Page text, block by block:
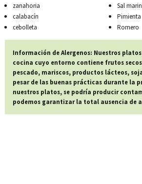
zanahoria
calabacín
cebolleta
Sal
Pimienta
Romero
Información de Alergenos: Nuestros
cocina cuyo entorno contiene frutos
pescado, mariscos, productos lácteos,
pesar de las buenas prácticas durante la
nuestros platos, se podría producir
podemos garantizar la total ausencia de